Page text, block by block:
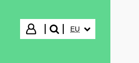
Hasi saioa
bilatu"
EU